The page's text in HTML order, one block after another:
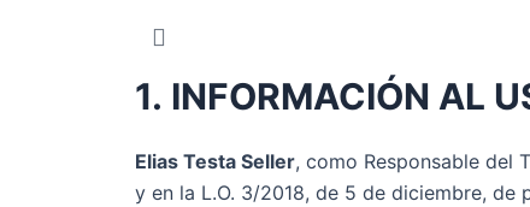
1. INFORMACIÓN AL
Elias Testa Seller, como Responsable del
y en la L.O. 3/2018, de 5 de diciembre,